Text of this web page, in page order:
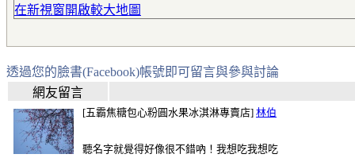
在新視窗開啟較大地圖
透過您的臉書(Facebook)帳號即可留言與參與討論
網友留言
[五霸焦糖包心粉圓水果冰淇淋專賣店] 林伯
聽名字就覺得好像很不錯吶！我想吃我想吃